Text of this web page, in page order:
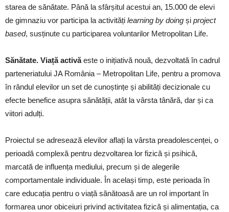
starea de sănătate. Până la sfârșitul acestui an, 15.000 de elevi
de gimnaziu vor participa la activități learning by doing și project
based, susținute cu participarea voluntarilor Metropolitan Life.
Sănătate. Viață activăeste o inițiativă nouă, dezvoltată în cadrul
parteneriatului JA România – Metropolitan Life, pentru a promova
în rândul elevilor un set de cunoștințe și abilități decizionale cu
efecte benefice asupra sănătății, atât la vârsta tânără, dar și ca
viitori adulți.
Proiectul se adresează elevilor aflați la vârsta preadolescenței, o
perioadă complexă pentru dezvoltarea lor fizică și psihică,
marcată de influența mediului, precum și de alegerile
comportamentale individuale. În același timp, este perioada în
care educația pentru o viață sănătoasă are un rol important în
formarea unor obiceiuri privind activitatea fizică și alimentația, ca